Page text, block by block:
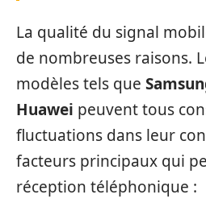
La qualité du signal
de nombreuses raisons.
modèles tels que
Huawei peuvent tous
fluctuations dans leur
facteurs principaux qui
réception téléphonique :